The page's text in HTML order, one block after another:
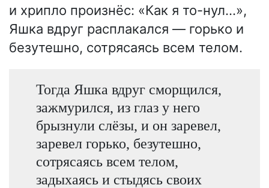
и хрипло произнёс: «Как я то-нул...»,
Яшка вдруг расплакался — горько и
безутешно, сотрясаясь всем телом.
Тогда Яшка вдруг сморщился,
зажмурился, из глаз у него
брызнули слёзы, и он заревел,
заревел горько, безутешно,
сотрясаясь всем телом,
задыхаясь и стыдясь своих